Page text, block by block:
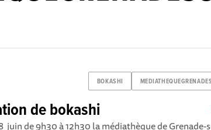
BOKASHI
de bokashi
juin de 9h30 à 12h30 la médiathèque de Grenade-